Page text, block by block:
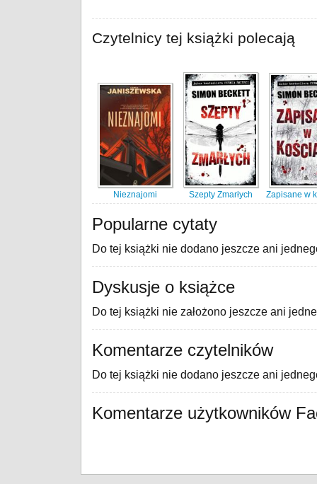
Czytelnicy tej książki polecają
Nieznajomi Szepty Zmarłych Zapisane w
Popularne cytaty
Do tej książki nie dodano jeszcze ani
Dyskusje o książce
Do tej książki nie założono jeszcze ani
Komentarze czytelników
Do tej książki nie dodano jeszcze ani
Komentarze użytkowników